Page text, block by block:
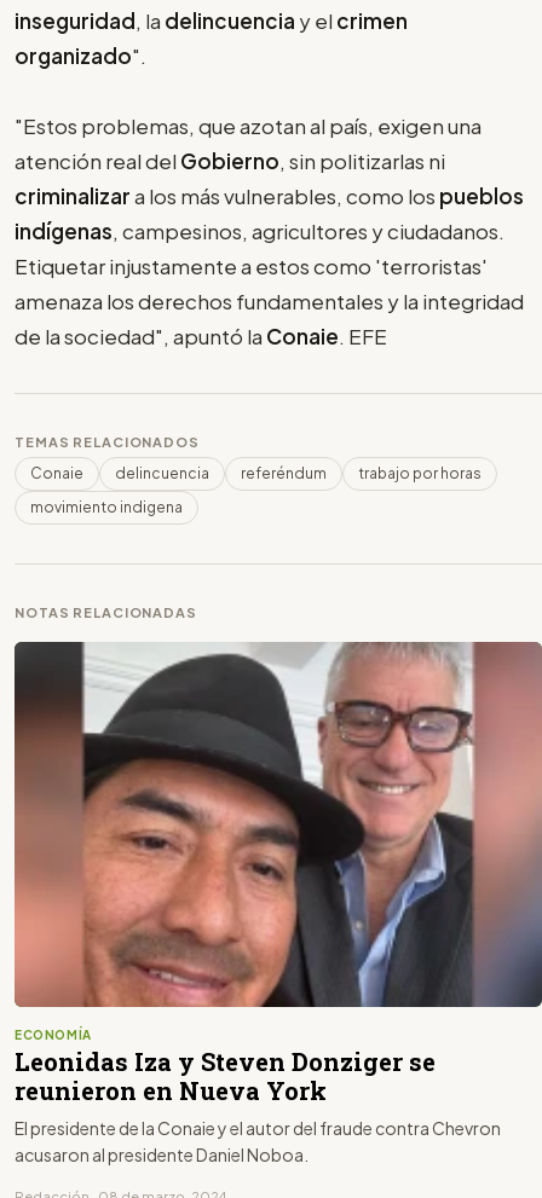
inseguridad, la delincuencia y el crimen
organizado".
"Estos problemas, que azotan al país, exigen una
atención real del Gobierno, sin politizarlas ni
criminalizara los más vulnerables, como los pueblos
indígenas, campesinos, agricultores y ciudadanos.
Etiquetar injustamente a estos como 'terroristas'
amenaza los derechos fundamentales y la integridad
de la sociedad", apuntó la Conaie. EFE
TEMAS RELACIONADOS
Conaie delincuencia referéndum
trabajo por horas
movimiento indigena
NOTAS RELACIONADAS
ECONOMÍA
Leonidas Iza y Steven Donziger se
reunieron en Nueva York
El presidente de la Conaie y el autor del fraude contra Chevron
acusaron al presidente Daniel Noboa.